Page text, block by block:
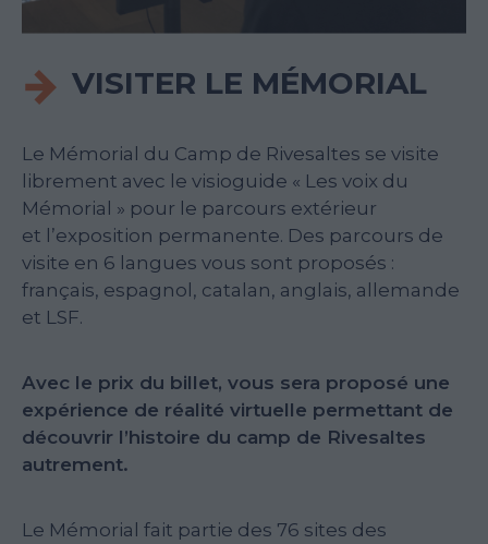
VISITER LE MÉMORIAL
Le Mémorial du Camp de Rivesaltes se visite
librement avec le visioguide « Les voix du
Mémorial » pour le parcours extérieur
et l’exposition permanente. Des parcours de
visite en 6 langues vous sont proposés :
français, espagnol, catalan, anglais, allemande
et LSF.
Avec le prix du billet, vous sera proposé une
expérience de réalité virtuelle permettant de
découvrir l’histoire du camp de Rivesaltes
autrement.
Le Mémorial fait partie des 76 sites des